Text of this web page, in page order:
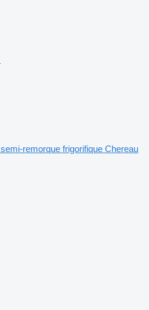
semi-remorque frigorifique Chereau